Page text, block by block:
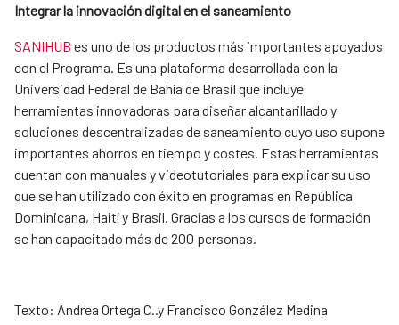
Integrar la innovación digital en el saneamiento
SANIHUB ​ es uno de los productos más importantes apoyados
con el Programa. Es una plataforma desarrollada con la
Universidad Federal de Bahía de Brasil que incluye
herramientas innovadoras para diseñar alcantarillado y
soluciones descentralizadas de saneamiento cuyo uso supone
importantes ahorros en tiempo y costes. Estas herramientas
cuentan con manuales y videotutoriales para explicar su uso
que se han utilizado con éxito en programas en República
Dominicana, Haití y Brasil. Gracias a los cursos de formación
se han capacitado más de 200 personas.
Texto: Andrea Ortega C..y Francisco González Medina